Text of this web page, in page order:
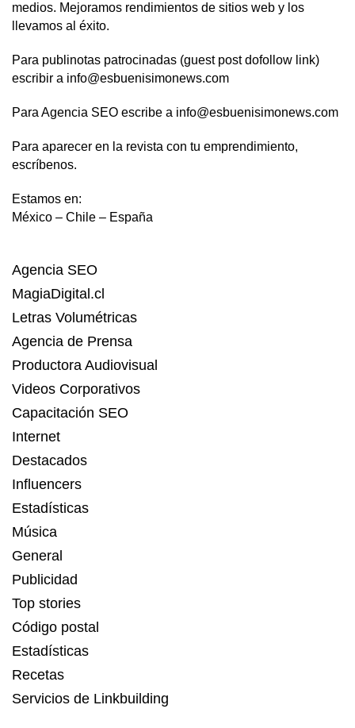
medios. Mejoramos rendimientos de sitios web y los
llevamos al éxito.
Para publinotas patrocinadas (guest post dofollow link)
escribir a info@esbuenisimonews.com
Para Agencia SEO escribe a info@esbuenisimonews.com
Para aparecer en la revista con tu emprendimiento,
escríbenos.
Estamos en:
México – Chile – España
Agencia SEO
MagiaDigital.cl
Letras Volumétricas
Agencia de Prensa
Productora Audiovisual
Videos Corporativos
Capacitación SEO
Internet
Destacados
Influencers
Estadísticas
Música
General
Publicidad
Top stories
Código postal
Estadísticas
Recetas
Servicios de Linkbuilding